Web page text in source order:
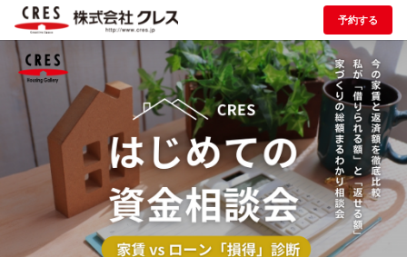
予約する